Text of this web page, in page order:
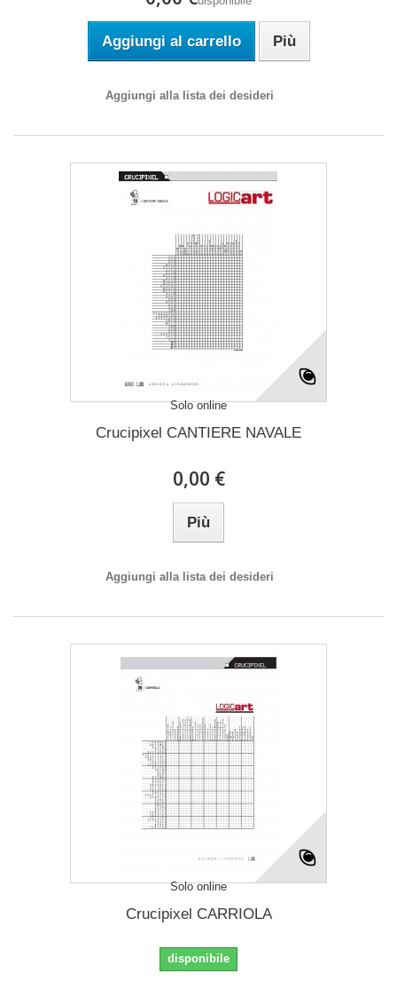
Aggiungi al carrello Più
Aggiungi alla lista dei desideri
Solo online
Crucipixel CANTIERE NAVALE
0,00 €
Più
Aggiungi alla lista dei desideri
Solo online
Crucipixel CARRIOLA
disponibile